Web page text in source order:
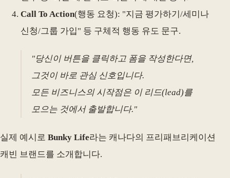
Call To Action(행동 요청): "지금 평가하기/세미나
신청/그룹 가입" 등 구체적 행동 유도 문구.
"당신이 버튼을 클릭하고 폼을 작성한다면,
그것이 바로 관심 신호입니다.
모든 비즈니스의 시작점은 이 리드(lead)를
모으는 것에서 출발합니다."
실제 예시로 Bunky Life라는 캐나다의 프리패브리케이션
캐빈 브랜드를 소개합니다.